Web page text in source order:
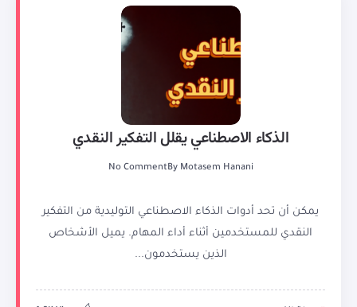
الذكاء الاصطناعي يقلل التفكير النقدي
By Motasem Hanani
No Comment
يمكن أن تحد أدوات الذكاء الاصطناعي التوليدية من التفكير
النقدي للمستخدمين أثناء أداء المهام. يميل الأشخاص
الذين يستخدمون...